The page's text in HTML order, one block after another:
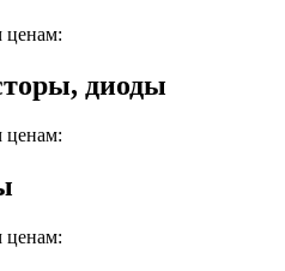
ценам:
диоды
ценам:
ценам: